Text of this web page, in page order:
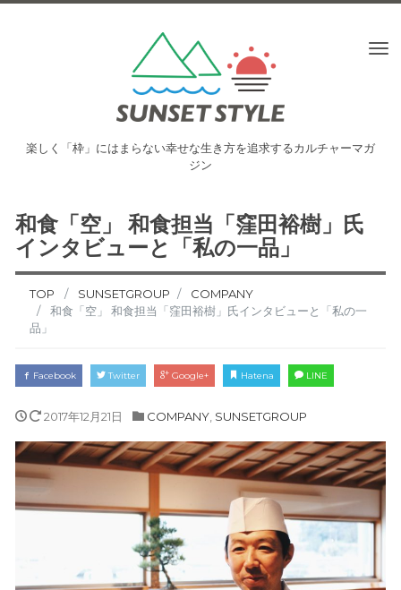
楽しく「枠」にはまらない幸せな生き方を追求するカルチャーマガ
ジン
和食「空」 和食担当「窪田裕樹」氏
インタビューと「私の一品」
TOP SUNSETGROUP
COMPANY
和食「空」 和食担当「窪田裕樹」氏インタビューと「私の一
品」
Facebook Twitter Google+ Hatena LINE
2017年12月21日 COMPANY, SUNSETGROUP